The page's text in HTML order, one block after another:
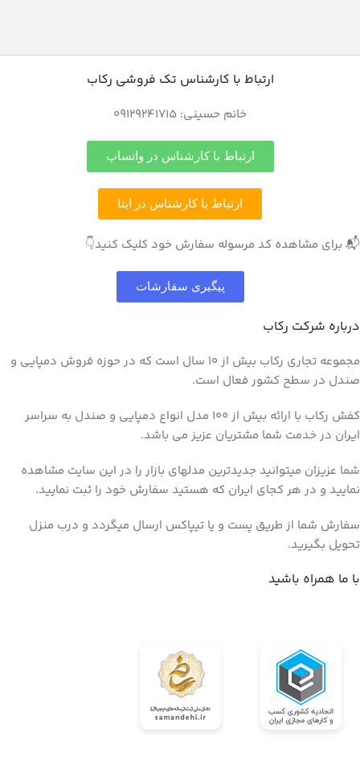
ارتباط با کارشناس تک فروشی رکاب
خانم حسینی: 09129241715
ارتباط با کارشناس در واتساپ
ارتباط با کارشناس در ایتا
📬 برای مشاهده کد مرسوله سفارش خود کلیک کنید👇
پیگیری سفارشات
درباره شرکت رکاب
مجموعه تجاری رکاب بیش از 10 سال است که در حوزه فروش دمپایی و
صندل در سطح کشور فعال است.
کفش رکاب با ارائه بیش از 100 مدل انواع دمپایی و صندل به سراسر
ایران در خدمت شما مشتریان عزیز می باشد.
شما عزیزان میتوانید جدیدترین مدلهای بازار را در این سایت مشاهده
نمایید و در هر کجای ایران که هستید سفارش خود را ثبت نمایید.
سفارش شما از طریق پست و یا تیپاکس ارسال میگردد و درب منزل
تحویل بگیرید.
با ما همراه باشید